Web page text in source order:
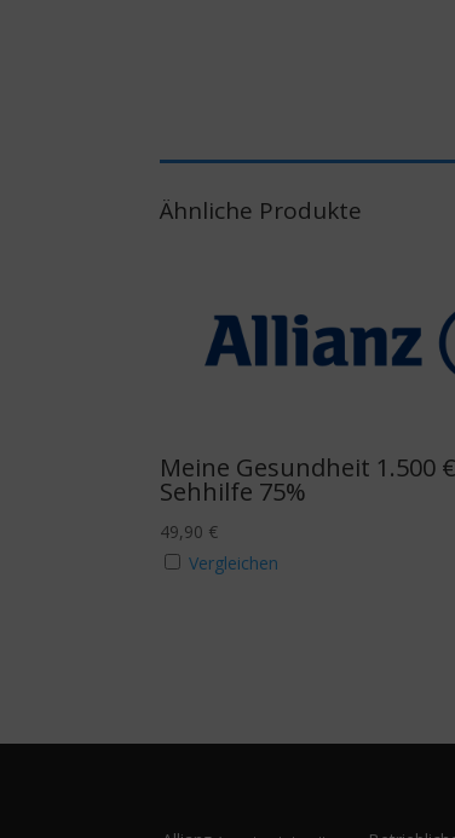
Ähnliche Produkte
Meine Gesundheit 1.500
Sehhilfe 75%
49,90 €
Vergleichen